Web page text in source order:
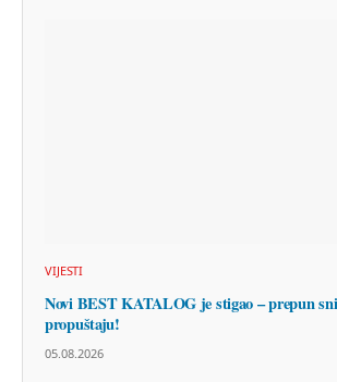
VIJESTI
Novi BEST KATALOG je stigao – prepun
propuštaju!
05.08.2026